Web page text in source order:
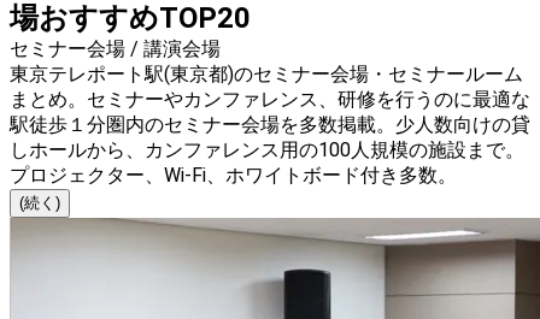
場おすすめTOP20
セミナー会場 / 講演会場
東京テレポート駅(東京都)のセミナー会場・セミナールーム
まとめ。セミナーやカンファレンス、研修を行うのに最適な
駅徒歩１分圏内のセミナー会場を多数掲載。少人数向けの貸
しホールから、カンファレンス用の100人規模の施設まで。
プロジェクター、Wi-Fi、ホワイトボード付き多数。
(続く)